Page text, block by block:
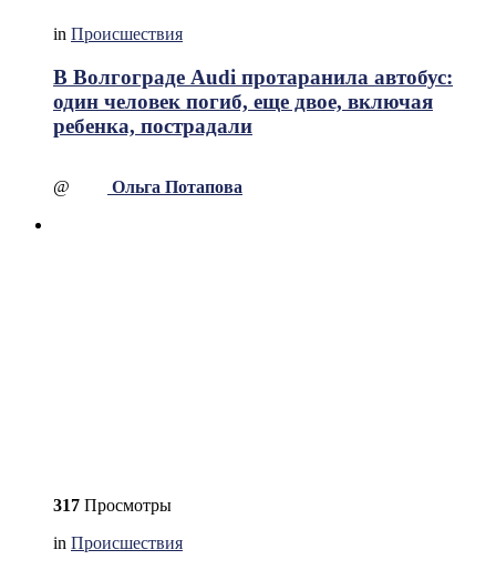
in Происшествия
В Волгограде Audi протаранила автобус:
один человек погиб, еще двое, включая
ребенка, пострадали
@ Ольга Потапова
317 Просмотры
in Происшествия